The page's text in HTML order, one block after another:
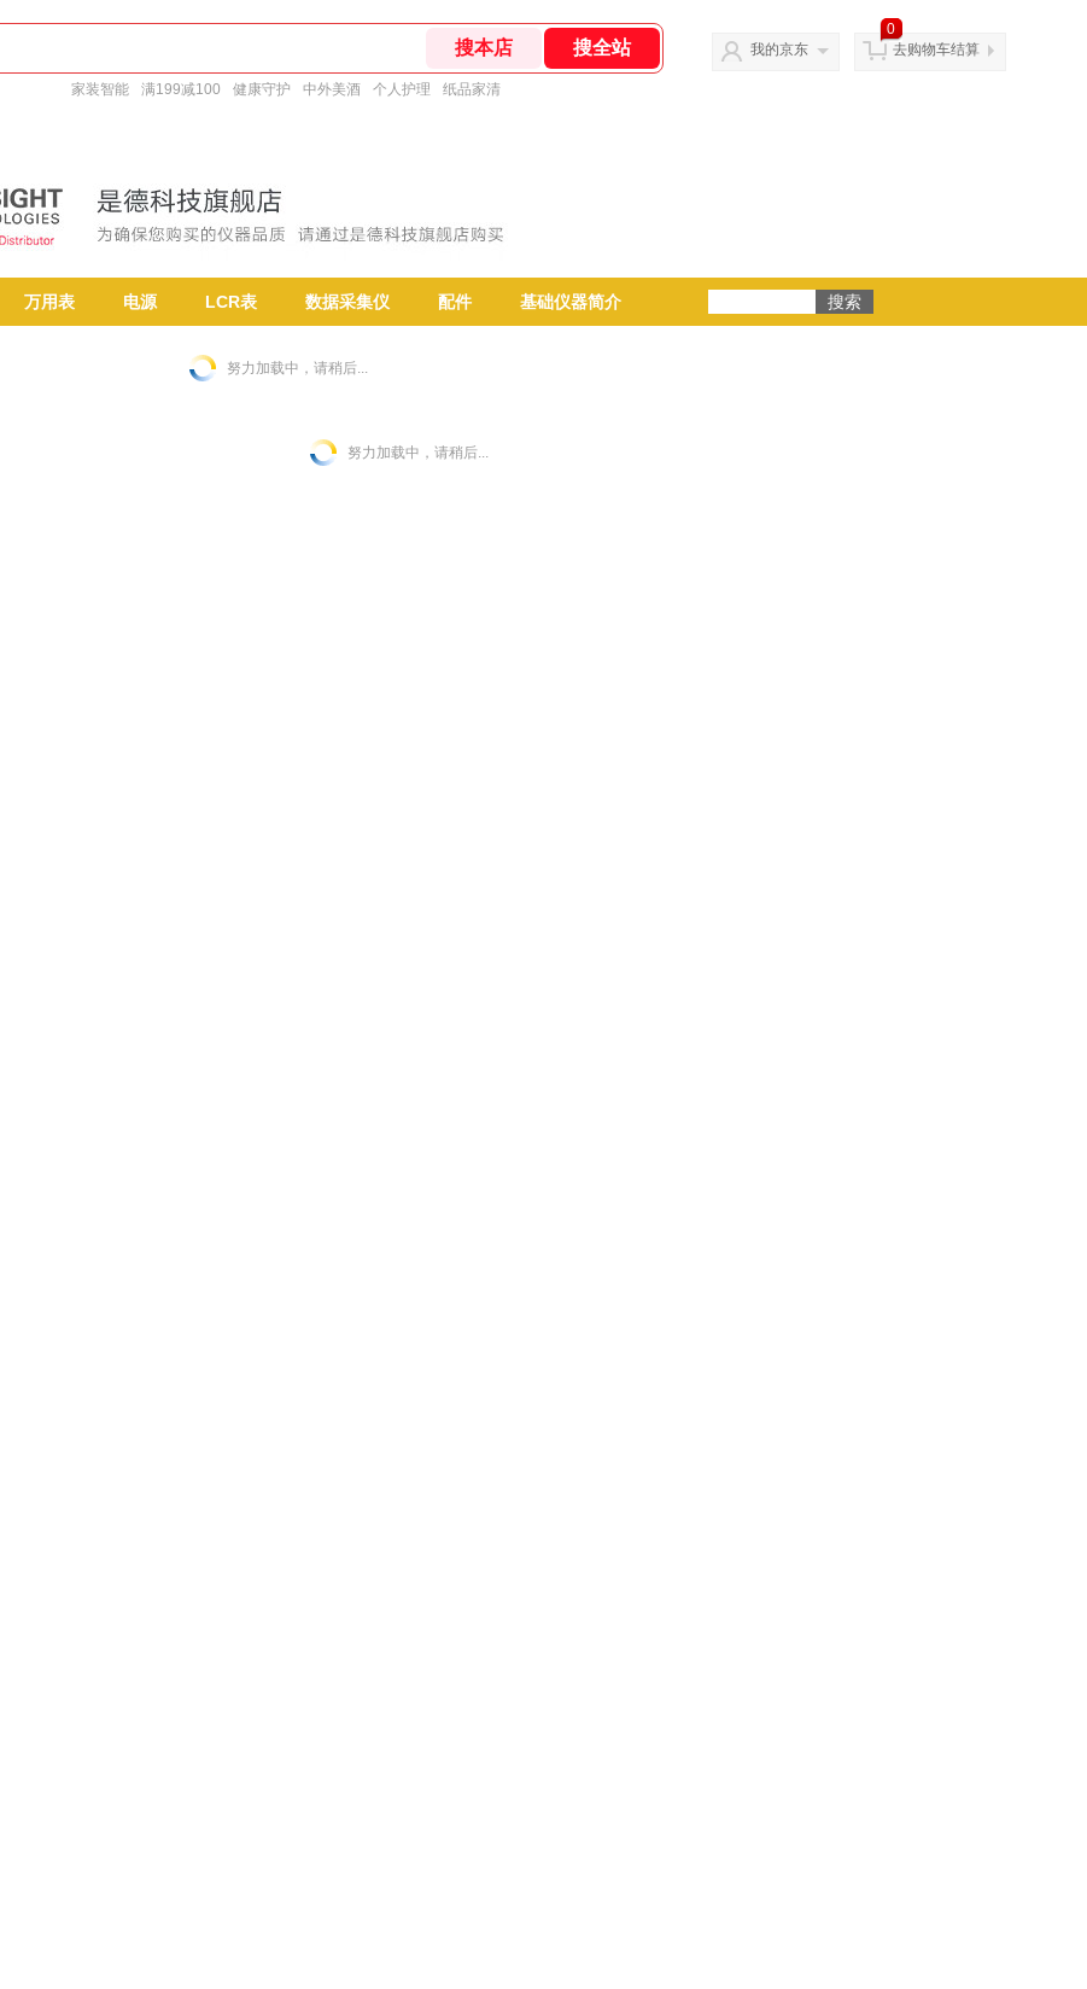
家装智能 满199减100 健康守护 中外美酒 个人护理 纸品家清
我的京东
0
去购物车结算
万用表 电源 LCR表 数据采集仪 配件 基础仪器简介
努力加载中，请稍后...
努力加载中，请稍后...